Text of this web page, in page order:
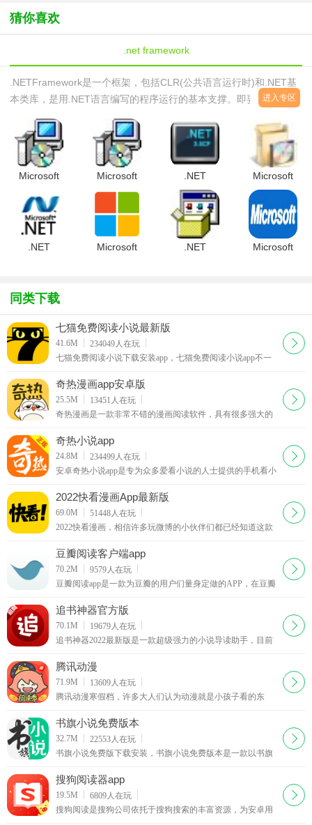
猜你喜欢
.net framework
.NETFramework是一个框架，包括CLR(公共语言运行时)和.NET基
本类库，是用.NET语言编写的程序运行的基本支撑。即要想在某台
你可以这么理解。就是一个中间件。这个中间件将.NET高级语言转
成机器语言。没有.net运行环境就不能运行不了.net程序西西本页提
供.netframework下载大全！.NETFrame
进入专区
Microsoft
Framework
4.0 SP2官
方安装版
Microsoft
.NET
Framework3.5
.NET
Compact
Framework
3.5 for 魅
族M8
Microsoft
.NET
Framework
编程框架
精简版
.NET
架)V4.7.2.0
Microsoft
.NET
Microsoft
同类下载
七猫免费阅读小说最新版
41.6M 234049人在玩
七猫免费阅读小说下载安装app，七猫免费阅读小说app不一
看的小说通过强大搜索引擎一键搜索即可，主要的是阅读小
说还能够获取红包现金奖励哦。
下载
奇热漫画app安卓版
25.5M 13451 人在玩
奇热漫画是一款非常不错的漫画阅读软件，具有很多强大的
源。平台拥有海量精彩漫画，官方正版漫画
下载
奇热小说app
24.8M 234499人在玩
安卓奇热小说app是专为众多爱看小说的人士提供的手机看小
喜欢小说的小伙伴不要错过，赶快下载奇热小说网手机版客
户端体验吧
下载
2022快看漫画App最新版
69.0M 51448人在玩
2022快看漫画，相信许多玩微博的小伙伴们都已经知道这款
样，只有试过才知道！
下载
豆瓣阅读客户端app
70.2M 9579人在玩
豆瓣阅读app是一款为豆瓣的用户们量身定做的APP，在豆瓣
品，而且目前书籍依然在持续增长中。
下载
追书神器官方版
70.1M 19679人在玩
追书神器2022最新版是一款超级强力的小说导读助手，目前
找自己喜欢的书籍。
下载
腾讯动漫
71.9M 13609人在玩
腾讯动漫寒假档，许多大人们认为动漫就是小孩子看的东
部分，如果你喜欢看动漫，可以来腾讯动漫吧，这里有最新
动漫更新视频
下载
书旗小说免费版本
32.7M 22553人在玩
书旗小说免费版下载安装，书旗小说免费版本是一款以书旗
阅读、书包下载、自动书签、智能搜索、阅读设置等多项人
性化功能。
下载
搜狗阅读器app
19.5M 6809人在玩
搜狗阅读是搜狗公司依托于搜狗搜索的丰富资源，为安卓用
下载